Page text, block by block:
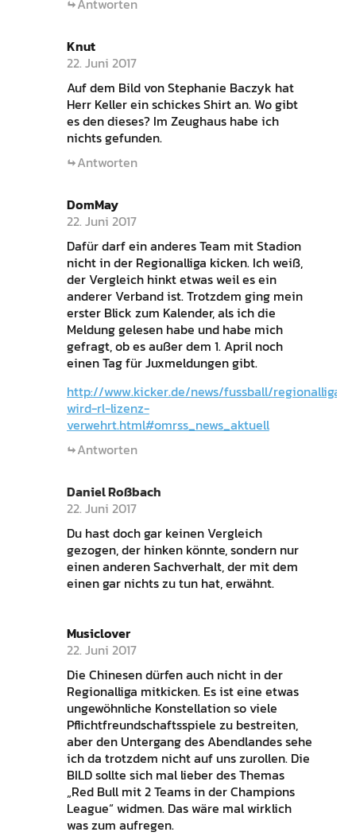
Antworten
Knut
22. Juni 2017
Auf dem Bild von Stephanie Baczyk hat
Herr Keller ein schickes Shirt an. Wo gibt
es den dieses? Im Zeughaus habe ich
nichts gefunden.
Antworten
DomMay
22. Juni 2017
Dafür darf ein anderes Team mit Stadion
nicht in der Regionalliga kicken. Ich weiß,
der Vergleich hinkt etwas weil es ein
anderer Verband ist. Trotzdem ging mein
erster Blick zum Kalender, als ich die
Meldung gelesen habe und habe mich
gefragt, ob es außer dem 1. April noch
einen Tag für Juxmeldungen gibt.
http://www.kicker.de/news/fussball/
wird-rl-lizenz-
verwehrt.html#omrss_news_aktuell
Antworten
Daniel Roßbach
22. Juni 2017
Du hast doch gar keinen Vergleich
gezogen, der hinken könnte, sondern nur
einen anderen Sachverhalt, der mit dem
einen gar nichts zu tun hat, erwähnt.
Musiclover
22. Juni 2017
Die Chinesen dürfen auch nicht in der
Regionalliga mitkicken. Es ist eine etwas
ungewöhnliche Konstellation so viele
Pflichtfreundschaftsspiele zu bestreiten,
aber den Untergang des Abendlandes sehe
ich da trotzdem nicht auf uns zurollen. Die
BILD sollte sich mal lieber des Themas
„Red Bull mit 2 Teams in der Champions
League“ widmen. Das wäre mal wirklich
was zum aufregen.